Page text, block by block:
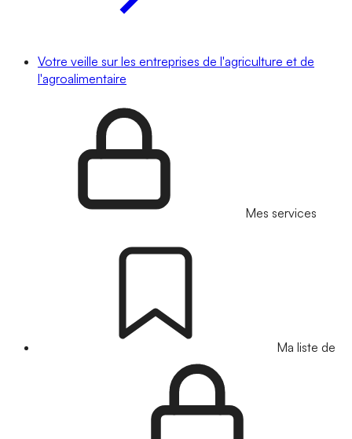
Votre veille sur les entreprises de l'agriculture et de
l'agroalimentaire
Mes services
Ma liste de